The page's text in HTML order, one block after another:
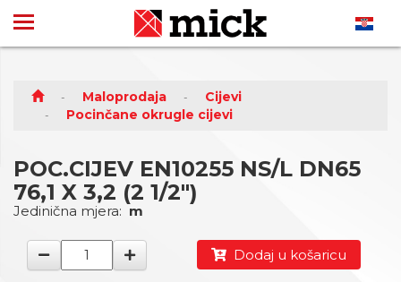
Maloprodaja
Cijevi
Pocinčane okrugle cijevi
POC.CIJEV EN10255 NS/L DN65
76,1 X 3,2 (2 1/2")
Jedinična mjera: m
Dodaj u košaricu